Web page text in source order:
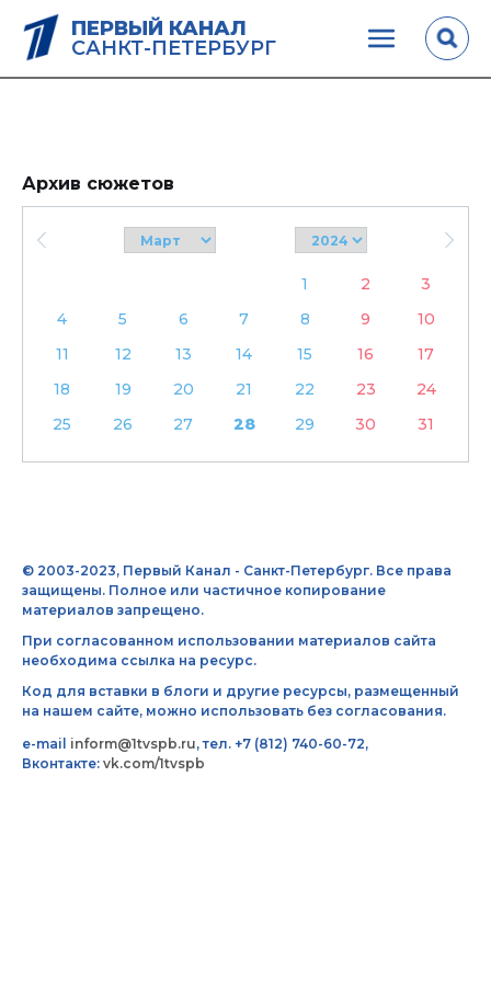
ПЕРВЫЙ КАНАЛ
САНКТ-ПЕТЕРБУРГ
Архив сюжетов
1 2
3
4
5 6 7 8 9
10
11
12 13 14 15 16
17
18
19 20 21 22 23
24
25
26 27 28 29 30 31
© 2003-2023, Первый Канал - Санкт-Петербург. Все права
защищены. Полное или частичное копирование
материалов запрещено.
При согласованном использовании материалов сайта
необходима ссылка на ресурс.
Код для вставки в блоги и другие ресурсы, размещенный
на нашем сайте, можно использовать без согласования.
e-mail inform@1tvspb.ru, тел. +7 (812) 740-60-72,
Вконтакте: vk.com/1tvspb